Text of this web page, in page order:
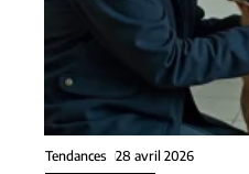
Tendances 28 avril 2026